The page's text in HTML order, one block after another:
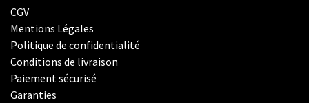
CGV
Mentions Légales
Politique de confidentialité
Conditions de livraison
Paiement sécurisé
Garanties